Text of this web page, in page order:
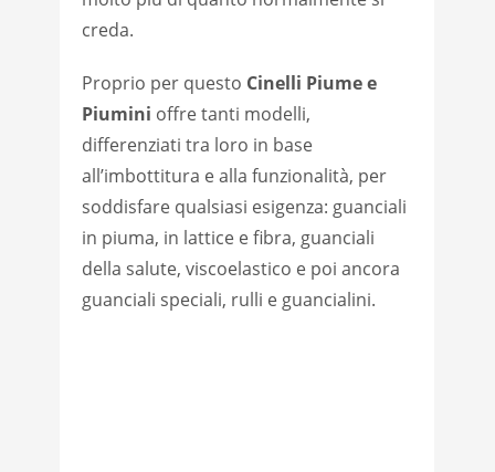
creda.
Proprio per questo Cinelli Piume e
Piumini offre tanti modelli,
differenziati tra loro in base
all’imbottitura e alla funzionalità, per
soddisfare qualsiasi esigenza: guanciali
in piuma, in lattice e fibra, guanciali
della salute, viscoelastico e poi ancora
guanciali speciali, rulli e guancialini.